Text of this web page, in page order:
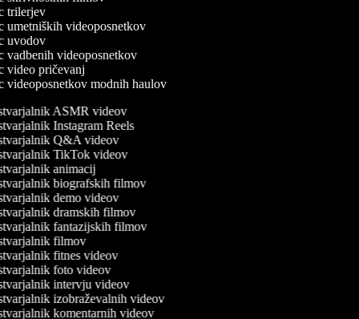
trilerjev
umetniških videoposnetkov
uvodov
vadbenih videoposnetkov
video pričevanj
videoposnetkov modnih haulov
ASMR videov
Instagram Reels
Q&A videov
TikTok videov
animacij
biografskih filmov
demo videov
dramskih filmov
fantazijskih filmov
filmov
fitnes videov
foto videov
intervju videov
izobraževalnih videov
komentarnih videov